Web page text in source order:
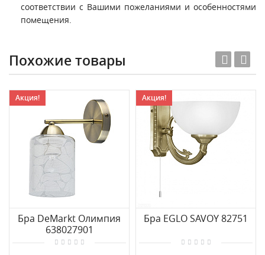
соответствии с Вашими пожеланиями и особенностями
помещения.
Похожие товары
Акция!
Бра DeMarkt Олимпия
638027901
Акция!
Бра EGLO SAVOY 82751